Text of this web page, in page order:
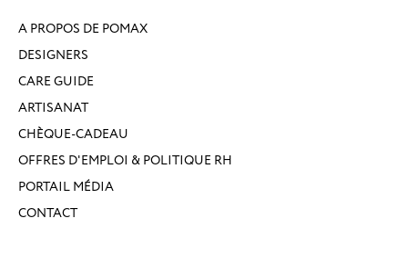
A PROPOS DE POMAX
DESIGNERS
CARE GUIDE
ARTISANAT
CHÈQUE-CADEAU
OFFRES D'EMPLOI & POLITIQUE RH
PORTAIL MÉDIA
CONTACT